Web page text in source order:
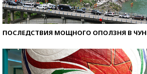
ПОСЛЕДСТВИЯ МОЩНОГО ОПОЛЗНЯ В